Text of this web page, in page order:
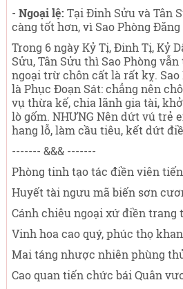
- Ngoại lệ: Tại Đinh Sửu và Tân
càng tốt hơn, vì Sao Phòng
Trong 6 ngày Kỷ Tị, Đinh Tị, Kỷ
Sửu, Tân Sửu thì Sao Phòng
ngoại trừ chôn cất là rất kỵ. Sao
là Phục Đoạn Sát: chẳng nên
vụ thừa kế, chia lãnh gia tài,
lò gốm. NHƯNG Nên dứt vú trẻ
hang lỗ, làm cầu tiêu, kết dứt
------- &&& -------
Phòng tinh tạo tác điền viên
Huyết tài ngưu mã biến sơn
Cánh chiêu ngoại xứ điền trang
Vinh hoa cao quý, phúc thọ
Mai táng nhược nhiên phùng
Cao quan tiến chức bái Quân